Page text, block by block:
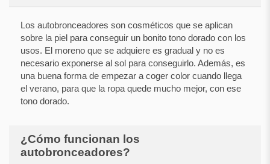
Los autobronceadores son cosméticos que se aplican
sobre la piel para conseguir un bonito tono dorado con los
usos. El moreno que se adquiere es gradual y no es
necesario exponerse al sol para conseguirlo. Además, es
una buena forma de empezar a coger color cuando llega
el verano, para que la ropa quede mucho mejor, con ese
tono dorado.
¿Cómo funcionan los
autobronceadores?